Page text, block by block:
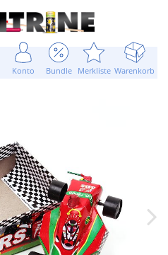
Konto Bundle Merkliste Warenkorb